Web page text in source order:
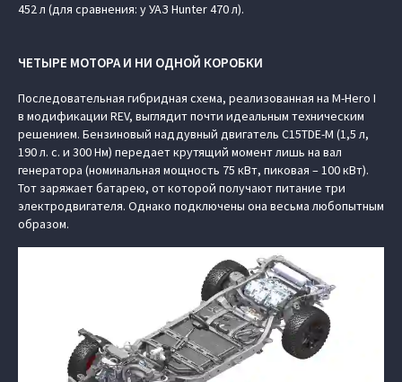
452 л (для сравнения: у УАЗ Hunter 470 л).
ЧЕТЫРЕ МОТОРА И НИ ОДНОЙ КОРОБКИ
Последовательная гибридная схема, реализованная на M-Hero I
в модификации REV, выглядит почти идеальным техническим
решением. Бензиновый наддувный двигатель C15TDE-M (1,5 л,
190 л. с. и 300 Нм) передает крутящий момент лишь на вал
генератора (номинальная мощность 75 кВт, пиковая – 100 кВт).
Тот заряжает батарею, от которой получают питание три
электродвигателя. Однако подключены она весьма любопытным
образом.